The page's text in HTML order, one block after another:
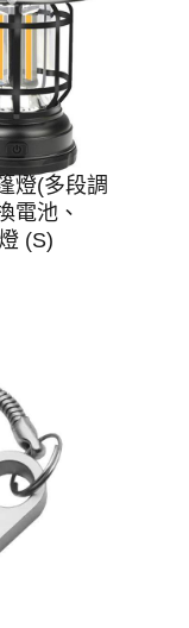
燈(多段調
電池、
(S)